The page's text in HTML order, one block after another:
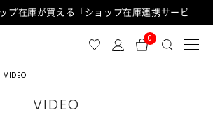
完売でもリアルショップ在庫が買える「ショップ在庫連携サービス」が日中もご利用可能になりました！
0
VIDEO
VIDEO